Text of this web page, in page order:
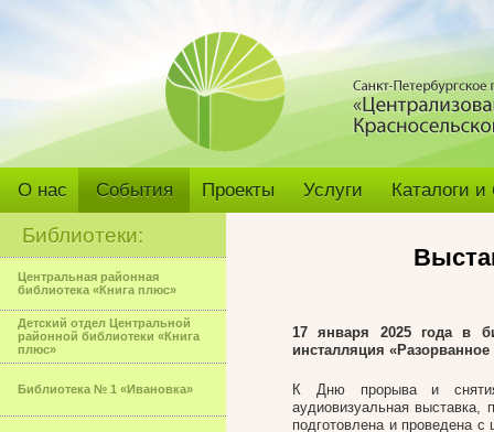
О нас События Проекты Услуги Каталоги
Библиотеки:
Центральная районная
библиотека «Книга плюс»
Детский отдел Центральной
районной библиотеки «Книга
плюс»
Библиотека № 1 «Ивановка»
17 января 2025 года в
инсталляция
К Дню прорыва и снятия
аудиовизуальная
подготовлена и проведена